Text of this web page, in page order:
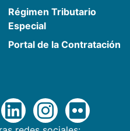
Régimen Tributario
Especial
Portal de la Contratación